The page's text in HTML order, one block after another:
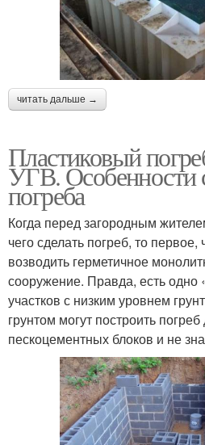
читать дальше →
Пластиковый
УГВ. Особенности
погреба
Когда перед загородным
чего сделать погреб, то
возводить герметичное
сооружение. Правда, есть одно
участков с низким уровнем
грунтом могут построить
пескоцементных блоков и не